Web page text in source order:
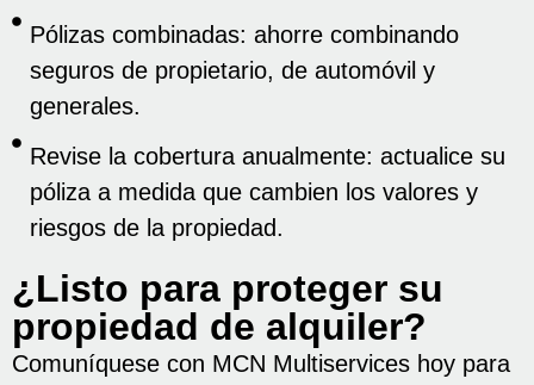
Pólizas combinadas: ahorre combinando
seguros de propietario, de automóvil y
generales.
Revise la cobertura anualmente: actualice su
póliza a medida que cambien los valores y
riesgos de la propiedad.
¿Listo para proteger su
propiedad de alquiler?
Comuníquese con MCN Multiservices hoy para